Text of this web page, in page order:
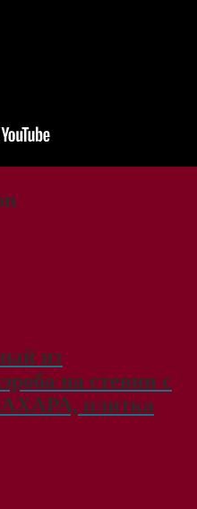
из
на стевии с
плитка